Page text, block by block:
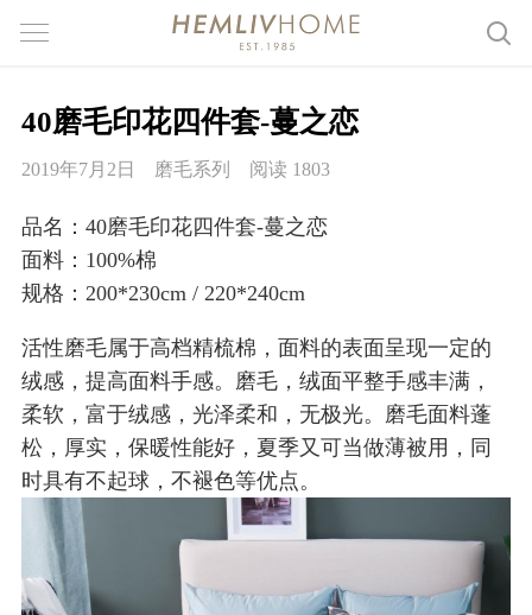
40磨毛印花四件套-蔓之恋
2019年7月2日 磨毛系列 阅读 1803
品名：40磨毛印花四件套-蔓之恋
面料：100%棉
规格：200*230cm / 220*240cm
活性磨毛属于高档精梳棉，面料的表面呈现一定的
绒感，提高面料手感。磨毛，绒面平整手感丰满，
柔软，富于绒感，光泽柔和，无极光。磨毛面料蓬
松，厚实，保暖性能好，夏季又可当做薄被用，同
时具有不起球，不褪色等优点。